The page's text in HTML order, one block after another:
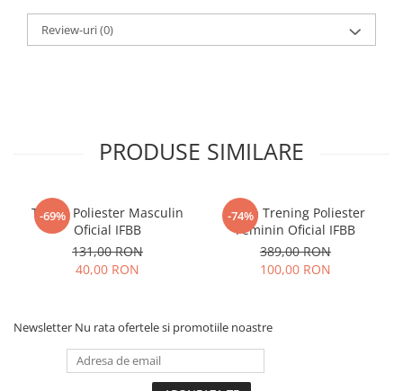
Review-uri(0)
PRODUSE SIMILARE
-69%
Tricou Poliester Masculin
Oficial IFBB
131,00 RON
40,00 RON
-74%
Bluza Trening Poliester
Feminin Oficial IFBB
389,00 RON
100,00 RON
Newsletter Nu rata ofertele si promotiile noastre